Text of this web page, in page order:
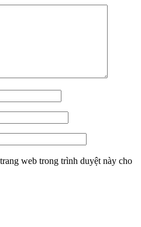
web trong trình duyệt này cho